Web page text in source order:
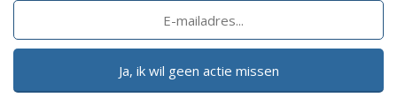
Ja, ik wil geen actie missen